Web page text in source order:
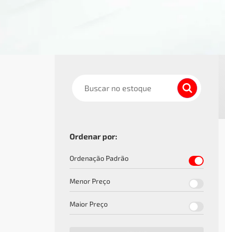
Buscar
Ordenar por:
Ordenação Padrão
Menor Preço
Maior Preço